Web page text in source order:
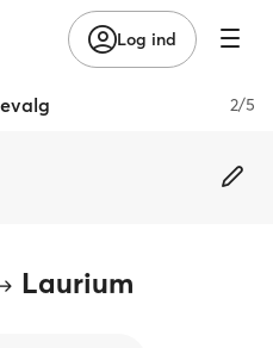
Log ind
2/5
Laurium